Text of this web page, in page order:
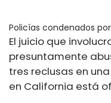
Policías condenados
El juicio que
presuntamente
tres reclusas en
en California está